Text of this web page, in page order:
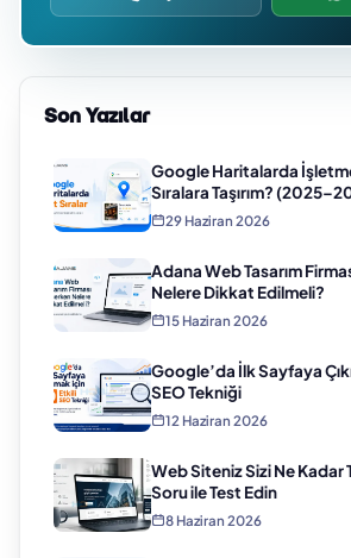
Son Yazılar
Google Haritalarda
Sıralara Taşırım?
29 Haziran 2026
Adana Web Tasarım
Nelere Dikkat Edilmeli?
15 Haziran 2026
Google’da İlk Sayfaya
SEO Tekniği
12 Haziran 2026
Web Siteniz Sizi Ne Kadar
Soru ile Test Edin
8 Haziran 2026